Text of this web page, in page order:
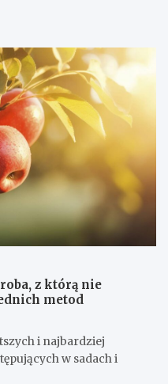
z którą nie
metod
i najbardziej
w sadach i